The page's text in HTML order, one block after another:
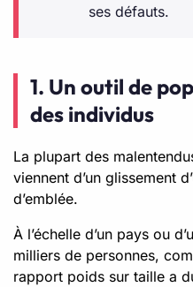
ses défauts.
1. Un outil de
des individus
La plupart des
viennent d’un glissement
d’emblée.
À l’échelle d’un pays ou
milliers de personnes,
rapport poids sur taille a